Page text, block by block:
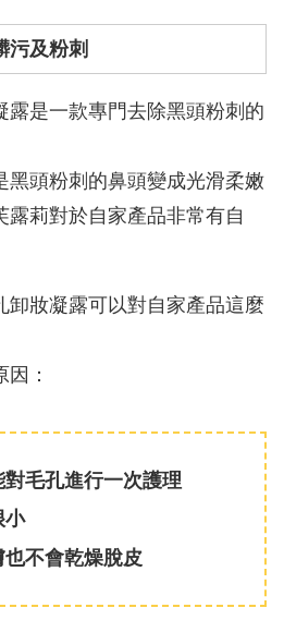
污及粉刺
露是一款專門去除黑頭粉刺的
黑頭粉刺的鼻頭變成光滑柔嫩
露莉對於自家產品非常有自
卸妝凝露可以對自家產品這麼
：
毛孔進行一次護理
小
不會乾燥脫皮